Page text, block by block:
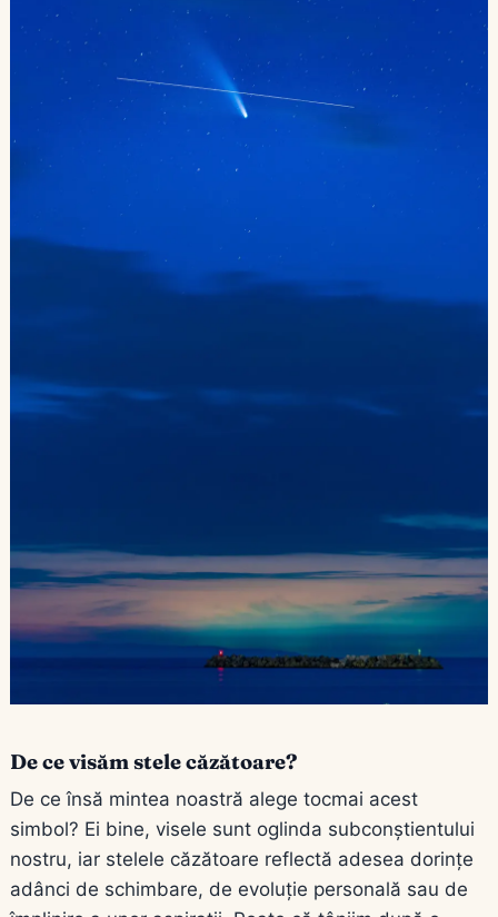
De ce visăm stele căzătoare?
De ce însă mintea noastră alege tocmai acest
simbol? Ei bine, visele sunt oglinda subconștientului
nostru, iar stelele căzătoare reflectă adesea dorințe
adânci de schimbare, de evoluție personală sau de